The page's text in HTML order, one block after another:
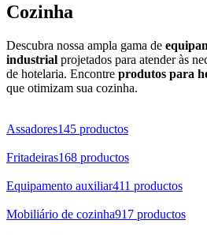
Cozinha
Descubra nossa ampla gama de
industrial projetados para atender às
de hotelaria. Encontre produtos para
que otimizam sua cozinha.
Assadores145 productos
Fritadeiras168 productos
Equipamento auxiliar411 productos
Mobiliário de cozinha917 productos